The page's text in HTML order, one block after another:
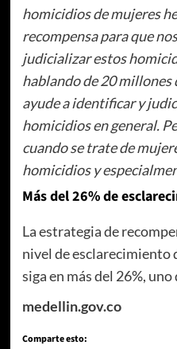
homicidios de mujeres
recompensa para que
judicializar estos
hablando de 20 millones
ayude a identificar y
homicidios en general.
cuando se trate de
homicidios y
Más del 26% de
La estrategia de
nivel de esclarecimiento
siga en más del 26%,
medellin.gov.co
Comparte esto: